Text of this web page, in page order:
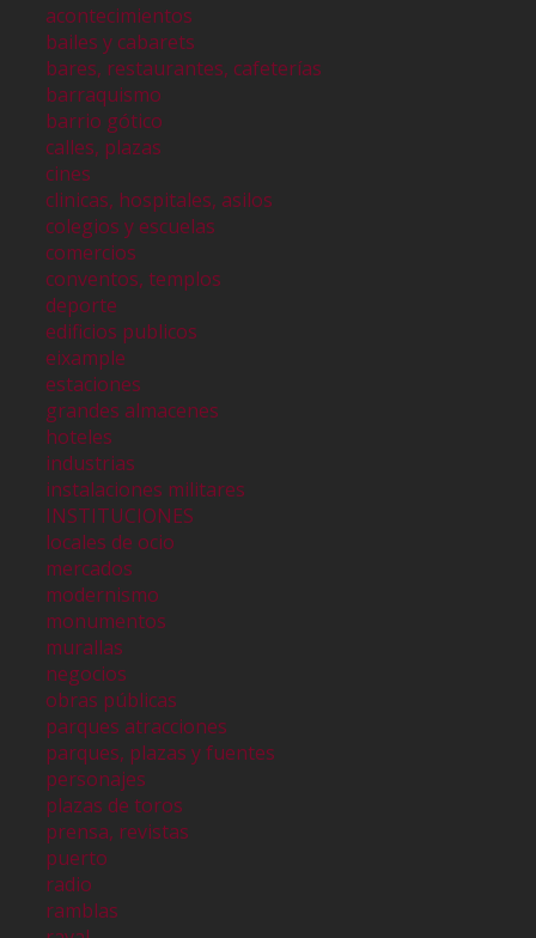
acontecimientos
bailes y cabarets
bares, restaurantes, cafeterías
barraquismo
barrio gótico
calles, plazas
cines
clinicas, hospitales, asilos
colegios y escuelas
comercios
conventos, templos
deporte
edificios publicos
eixample
estaciones
grandes almacenes
hoteles
industrias
instalaciones militares
INSTITUCIONES
locales de ocio
mercados
modernismo
monumentos
murallas
negocios
obras públicas
parques atracciones
parques, plazas y fuentes
personajes
plazas de toros
prensa, revistas
puerto
radio
ramblas